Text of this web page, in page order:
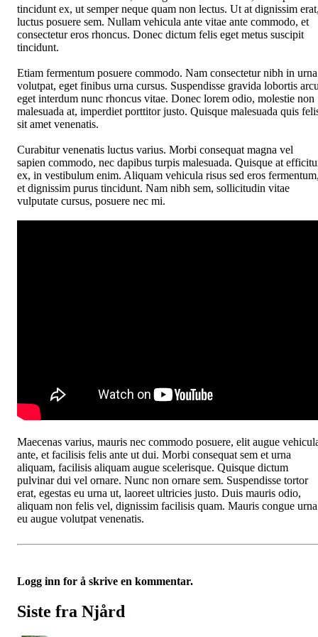
tincidunt ex, ut semper neque quam non lectus. Ut at dignissim
luctus posuere sem. Nullam vehicula ante vitae ante commodo, et
consectetur eros rhoncus. Donec dictum felis eget metus suscipit
tincidunt.
Etiam fermentum posuere commodo. Nam consectetur nibh in urna
volutpat, eget finibus urna cursus. Suspendisse gravida lobortis
eget interdum nunc rhoncus vitae. Donec lorem odio, molestie non
malesuada at, imperdiet porttitor justo. Quisque malesuada quis
sit amet venenatis.
Curabitur venenatis luctus varius. Morbi consequat magna vel
sapien commodo, nec dapibus turpis malesuada. Quisque at
ex, in vestibulum enim. Aliquam vehicula risus sed eros
et dignissim purus tincidunt. Nam nibh sem, sollicitudin vitae
vulputate cursus, posuere nec mi.
Maecenas varius, mauris nec commodo posuere, elit augue
ante, et facilisis felis ante ut dui. Morbi consequat sem et urna
aliquam, facilisis aliquam augue scelerisque. Quisque dictum
pulvinar dui vel ornare. Nunc non ornare sem. Suspendisse tortor
erat, egestas eu urna ut, laoreet ultricies justo. Duis mauris odio,
aliquam non felis vel, dignissim facilisis quam. Mauris congue urna
eu augue volutpat venenatis.
Logg inn for å skrive en kommentar.
Siste fra Njård